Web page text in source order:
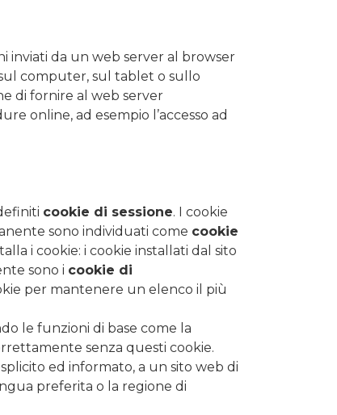
inviati da un web server al browser
computer, sul tablet o sullo
di fornire al web server
online, ad esempio l’accesso ad
cookie di sessione. I cookie
sono individuati come cookie
i cookie: i cookie installati dal sito
sono i cookie di
per mantenere un elenco il più
le funzioni di base come la
senza questi cookie.
ed informato, a un sito web di
preferita o la regione di